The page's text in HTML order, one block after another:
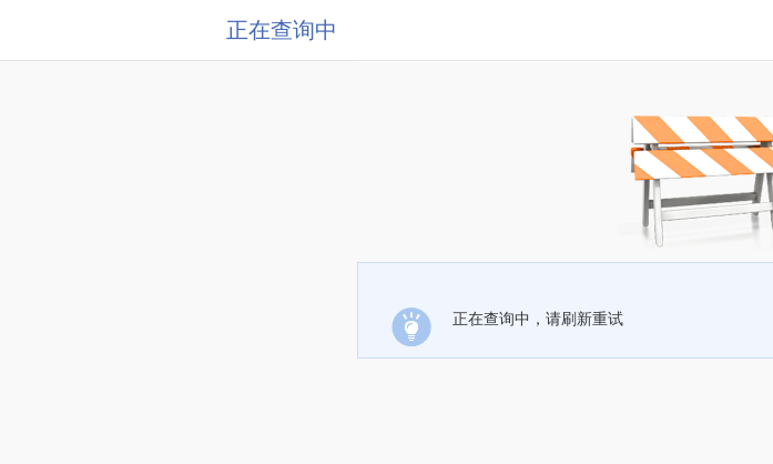
正在查询中
正在查询中，请刷新重试